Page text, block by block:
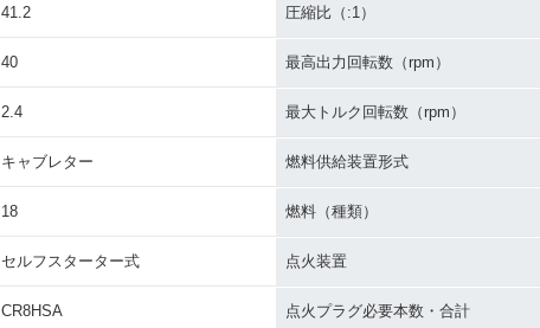
41.2 圧縮比（:1）
40 最高出力回転数（rpm）
2.4 最大トルク回転数（rpm）
キャブレター 燃料供給装置形式
18 燃料（種類）
セルフスターター式 点火装置
CR8HSA 点火プラグ必要本数・合計